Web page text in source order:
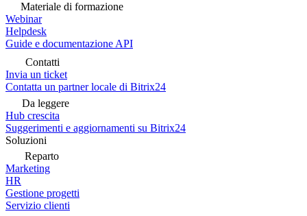
Materiale di formazione
Webinar
Helpdesk
Guide e documentazione API
Contatti
Invia un ticket
Contatta un partner locale di Bitrix24
Da leggere
Hub crescita
Suggerimenti e aggiornamenti su Bitrix24
Soluzioni
Reparto
Marketing
HR
Gestione progetti
Servizio clienti